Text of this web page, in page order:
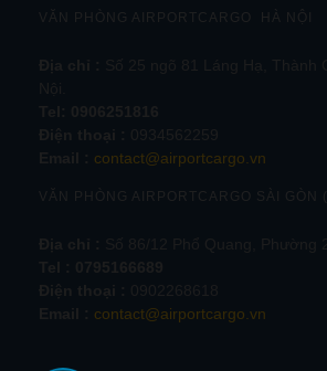
VĂN PHÒNG AIRPORTCARGO HÀ NỘI
contact@airportcargo.vn
VĂN PHÒNG AIRPORTCARGO SÀI GÒN
contact@airportcargo.vn